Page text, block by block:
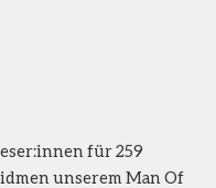
für 259
unserem Man Of